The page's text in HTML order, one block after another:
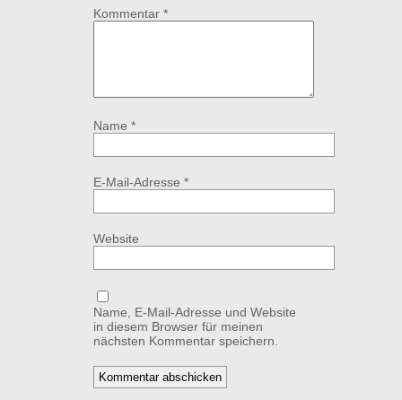
Kommentar *
Name *
E-Mail-Adresse *
Website
Name, E-Mail-Adresse und Website
in diesem Browser für meinen
nächsten Kommentar speichern.